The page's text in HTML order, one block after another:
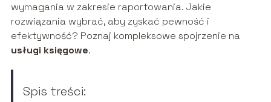
wymagania w zakresie raportowania. Jakie
rozwiązania wybrać, aby zyskać pewność i
efektywność? Poznaj kompleksowe spojrzenie na
usługi księgowe.
Spis treści: